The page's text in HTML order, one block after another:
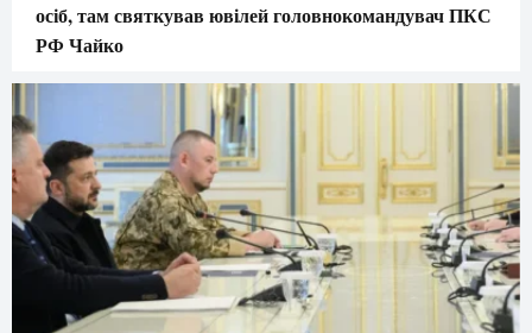
осіб, там святкував ювілей головнокомандувач ПКС
РФ Чайко